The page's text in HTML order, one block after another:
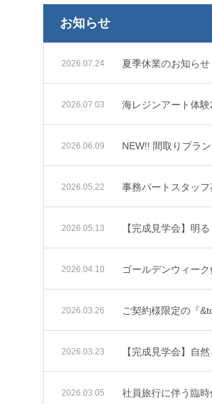
お知らせ
2026.07.24 夏季休業のお知らせ
2026.07.03 海レジンアート体験
2026.06.09 NEW!! 間取りプラ
2026.05.22 事務パートスタッフ
2026.05.13 【完成見学会】明
2026.04.10 ゴールデンウィー
2026.03.26 ご契約様限定の『
2026.03.23 【完成見学会】自
2026.03.05 社員旅行に伴う臨